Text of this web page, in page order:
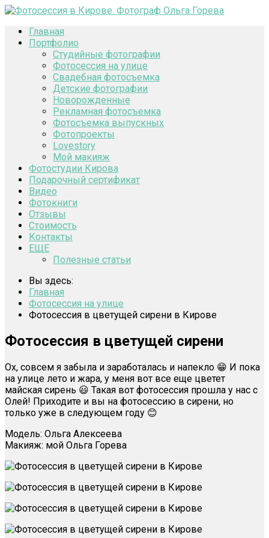
Главная
Портфолио
Студийные фотографии
Фотосессия на улице
Свадебная фотосъемка
Детские фотографии
Новорожденные
Рекламная фотосъемка
Фотосъемка выпускных
Фотопроекты
Lovestory
Мой макияж
Фотостудии Кирова
Подарочный сертификат
Видео
Фотокниги
Отзывы
Стоимость
Контакты
ЕЩЕ
Полезные статьи
Вы здесь:
Главная
Фотосессия на улице
Фотосессия в цветущей сирени в Кирове
Фотосессия в цветущей сирени
Ох, совсем я забыла и заработалась и напекло 😁 И пока
на улице лето и жара, у меня вот все еще цветет
майская сирень 😃 Такая вот фотосессия прошла у нас с
Олей! Приходите и вы на фотосессию в сирени, но
только уже в следующем году 😊
Модель: Ольга Алексеева
Макияж: мой Ольга Горева